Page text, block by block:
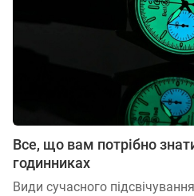
Все, що вам потрібно
годинниках
Види сучасного